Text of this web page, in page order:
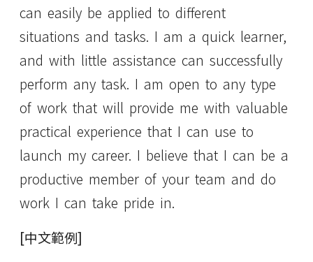
can easily be applied to different
situations and tasks. I am a quick learner,
and with little assistance can successfully
perform any task. I am open to any type
of work that will provide me with valuable
practical experience that I can use to
launch my career. I believe that I can be a
productive member of your team and do
work I can take pride in.
[中文範例]